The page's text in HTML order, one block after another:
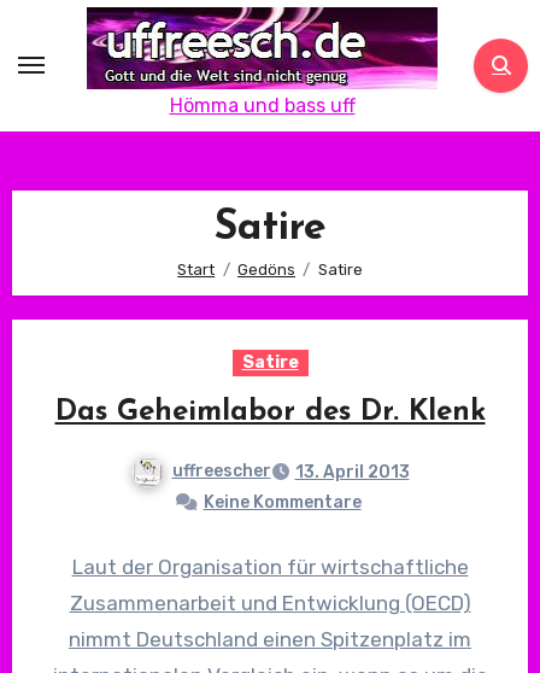
Hömma und bass uff
Satire
Start Gedöns Satire
Satire
Das Geheimlabor des Dr. Klenk
uffreescher
13. April 2013
Keine Kommentare
Laut der Organisation für wirtschaftliche
Zusammenarbeit und Entwicklung (OECD)
nimmt Deutschland einen Spitzenplatz im